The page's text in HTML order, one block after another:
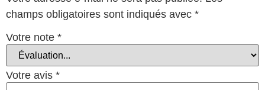
champs obligatoires sont indiqués avec *
Votre note *
Votre avis *